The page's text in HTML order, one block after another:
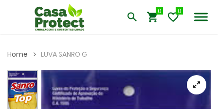
0
Home LUVA SANRO G